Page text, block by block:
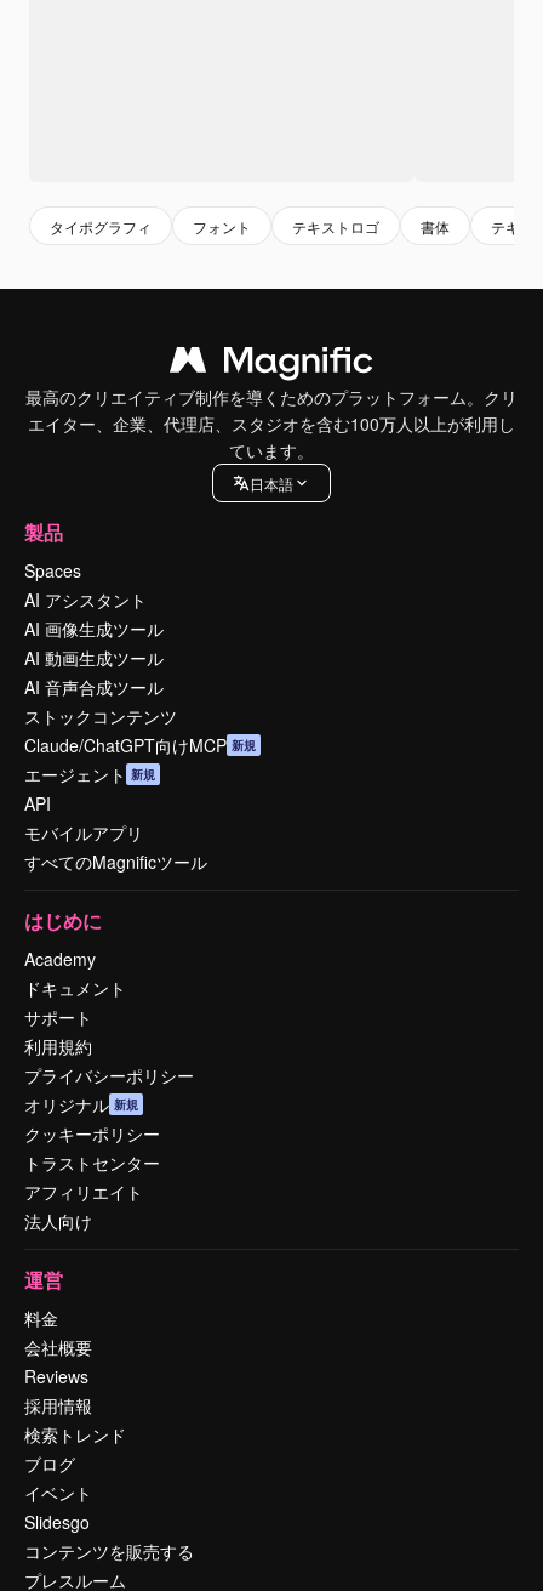
タイポグラフィ フォント テキストロゴ 書体 テキス
最高のクリエイティブ制作を導くためのプラットフォーム。クリ
エイター、企業、代理店、スタジオを含む100万人以上が利用し
ています。
日本語
製品
Spaces
AI アシスタント
AI 画像生成ツール
AI 動画生成ツール
AI 音声合成ツール
ストックコンテンツ
Claude/ChatGPT向けMCP 新規
エージェント 新規
API
モバイルアプリ
すべてのMagnificツール
はじめに
Academy
ドキュメント
サポート
利用規約
プライバシーポリシー
オリジナル 新規
クッキーポリシー
トラストセンター
アフィリエイト
法人向け
運営
料金
会社概要
Reviews
採用情報
検索トレンド
ブログ
イベント
Slidesgo
コンテンツを販売する
プレスルーム